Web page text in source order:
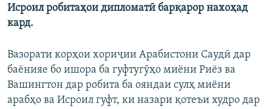
Исроил робитаҳои дипломатӣ барқарор нахоҳад
кард.
Вазорати корҳои хориҷии Арабистони Саудӣ дар
баёнияе бо ишора ба гуфтугӯҳо миёни Риёз ва
Вашингтон дар робита ба ояндаи сулҳ миёни
арабҳо ва Исроил гуфт, ки назари қотеъи худро дар